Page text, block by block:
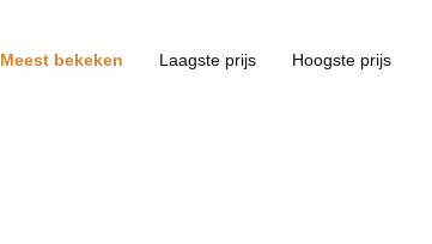
Meest bekeken Laagste prijs Hoogste prijs